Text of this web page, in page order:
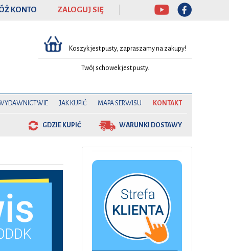
ZALOGUJ SIĘ
KONTO
Koszyk jest pusty, zapraszamy na zakupy!
Twój schowek jest pusty.
JAK KUPIĆ MAPA SERWISU KONTAKT
GDZIE KUPIĆ WARUNKI DOSTAWY